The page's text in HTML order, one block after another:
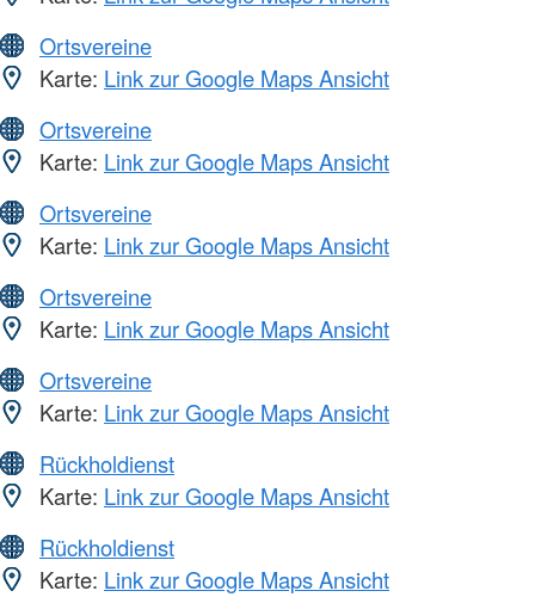
Ortsvereine
Karte: Link zur Google Maps Ansicht
Ortsvereine
Karte: Link zur Google Maps Ansicht
Ortsvereine
Karte: Link zur Google Maps Ansicht
Ortsvereine
Karte: Link zur Google Maps Ansicht
Ortsvereine
Karte: Link zur Google Maps Ansicht
Rückholdienst
Karte: Link zur Google Maps Ansicht
Rückholdienst
Karte: Link zur Google Maps Ansicht